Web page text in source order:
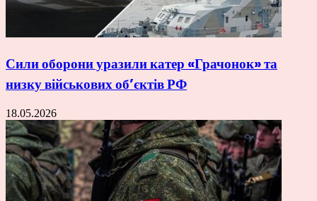
Сили оборони уразили катер «Грачонок» та
низку військових об’єктів РФ
18.05.2026